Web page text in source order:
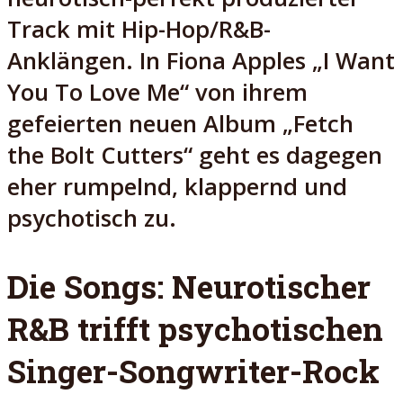
Track mit Hip-Hop/R&B-
Anklängen. In Fiona Apples „I Want
You To Love Me“ von ihrem
gefeierten neuen Album „Fetch
the Bolt Cutters“ geht es dagegen
eher rumpelnd, klappernd und
psychotisch zu.
Die Songs: Neurotischer
R&B trifft psychotischen
Singer-Songwriter-Rock